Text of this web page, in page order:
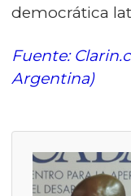
democrática
Fuente:
Argentina)